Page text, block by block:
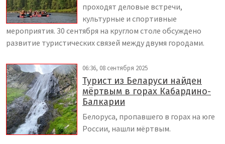
проходят деловые встречи,
культурные и спортивные
мероприятия. 30 сентября на круглом столе обсуждено
развитие туристических связей между двумя городами.
06:36, 08 сентября 2025
Турист из Беларуси найден
мёртвым в горах Кабардино-
Балкарии
Белоруса, пропавшего в горах на юге
России, нашли мёртвым.